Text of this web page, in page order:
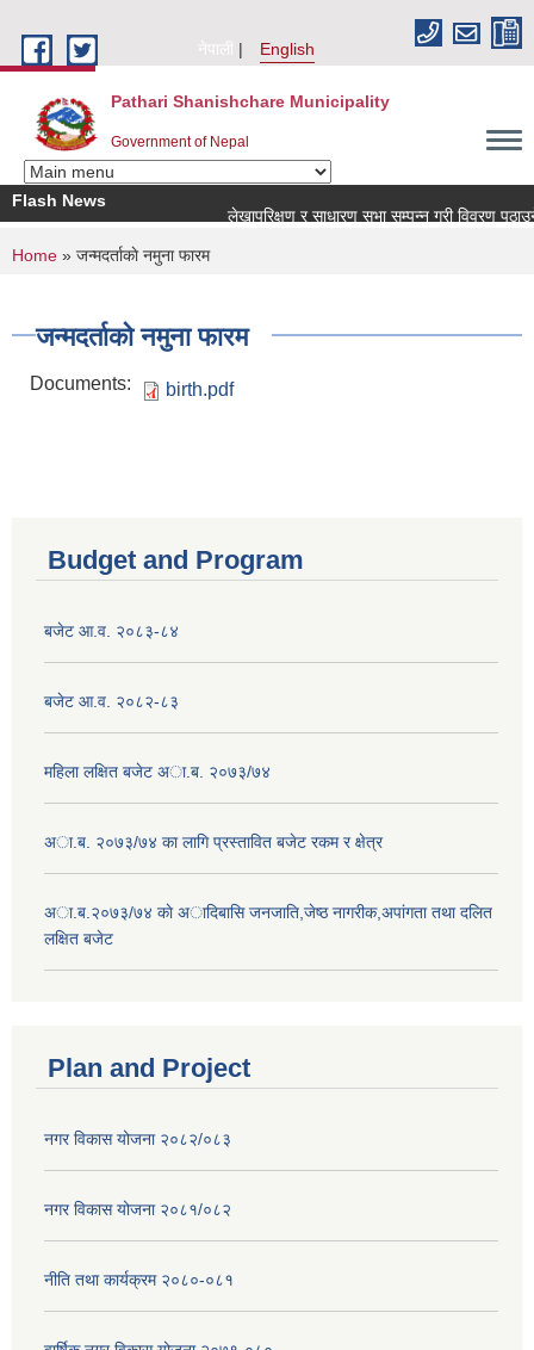
नेपाली
English
Pathari Shanishchare Municipality
Government of Nepal
Flash News
लेखापरिक्षण र साधारण सभा सम्पन्न गरी विवरण पठाउने
You are here
Home » जन्मदर्ताकाे नमुना फारम
जन्मदर्ताकाे नमुना फारम
Documents: birth.pdf
Budget and Program
बजेट आ.व. २०८३-८४
बजेट आ.व. २०८२-८३
महिला लक्षित बजेट अा.ब. २०७३/७४
अा.ब. २०७३/७४ का लागि प्रस्तावित बजेट रकम र क्षेत्र
अा.ब.२०७३/७४ काे अादिबासि जनजाति,जेष्ठ नागरीक,अपांगता तथा दलित
लक्षित बजेट
Plan and Project
नगर विकास योजना २०८२/०८३
नगर विकास योजना २०८१/०८२
नीति तथा कार्यक्रम २०८०-०८१